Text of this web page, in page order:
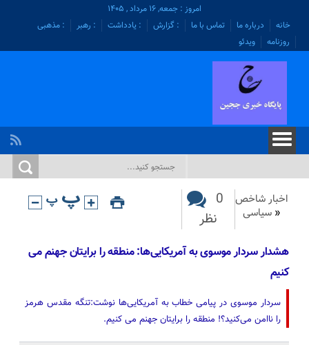
امروز : جمعه, ۱۶ مرداد , ۱۴۰۵
خانه
درباره ما تماس با ما : گزارش : یادداشت : رهبر
: مذهبی
روزنامه
ویدئو
اخبار شاخص
« سیاسی
0
نظر
هشدار سردار موسوی به آمریکایی‌ها: منطقه را برایتان جهنم می
کنیم
سردار موسوی در پیامی خطاب به آمریکایی‌ها نوشت:تنگه مقدس هرمز
را ناامن می‌کنید؟! منطقه را برایتان جهنم می کنیم.